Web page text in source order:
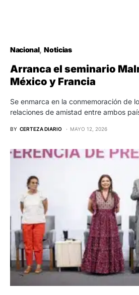
Nacional Noticias
Arranca el seminario
México y Francia
Se enmarca en la conmemoración de
relaciones de amistad entre ambos
BY CERTEZA DIARIO MAYO 12, 2026